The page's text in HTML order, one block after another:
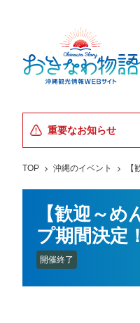
重要なお知らせ
TOP 沖縄のイベント
【歓迎～
プ期間決定
開催終了